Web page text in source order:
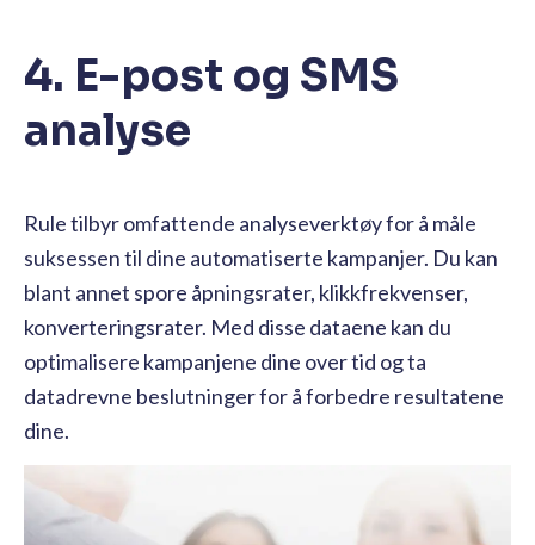
4. E-post og SMS
analyse
Rule tilbyr omfattende analyseverktøy for å måle
suksessen til dine automatiserte kampanjer. Du kan
blant annet spore åpningsrater, klikkfrekvenser,
konverteringsrater. Med disse dataene kan du
optimalisere kampanjene dine over tid og ta
datadrevne beslutninger for å forbedre resultatene
dine.